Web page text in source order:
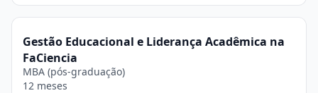
Gestão Educacional e Liderança Acadêmica na
FaCiencia
MBA (pós-graduação)
12 meses